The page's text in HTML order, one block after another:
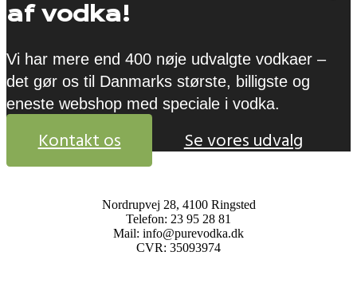
af vodka!
Vi har mere end 400 nøje udvalgte vodkaer –
det gør os til Danmarks største, billigste og
eneste webshop med speciale i vodka.
Kontakt os Se vores udvalg
Nordrupvej 28, 4100 Ringsted
Telefon: 23 95 28 81
Mail: info@purevodka.dk
CVR: 35093974